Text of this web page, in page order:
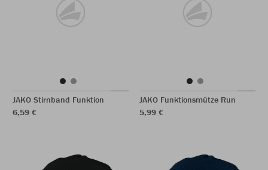
JAKO Stirnband Funktion
6,59 €
JAKO Funktionsmütze Run
5,99 €